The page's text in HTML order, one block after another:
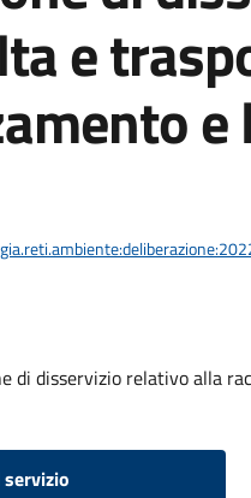
e
di disservizio relativo alla
servizio